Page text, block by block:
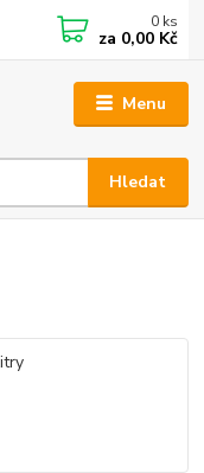
Menu
Hledat
0 ks
za 0,00 Kč